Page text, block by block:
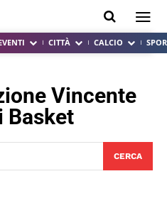
CITTÀ CALCIO
Vincente
Basket
CERCA